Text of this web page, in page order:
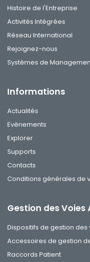
Histoire de l'Entreprise
Activités Intégrées
Réseau International
Rejoignez-nous
Systèmes de
Informations
Actualités
Evènements
Explorer
Supports
Contacts
Conditions générales de
Gestion des Voies
Dispositifs de gestion
Accessoires de gestion
Raccords Patient